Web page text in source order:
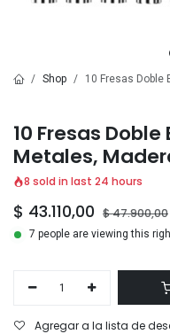
Shop 10 Fresas Doble
10 Fresas
Metales,
8 sold in last 24 hours
$ 43.110,00 $47.900,00
7 people are viewing this
Agregar a la lista de